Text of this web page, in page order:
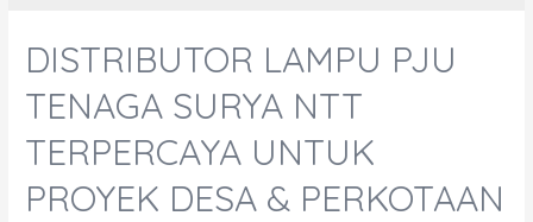
DISTRIBUTOR LAMPU PJU
TENAGA SURYA NTT
TERPERCAYA UNTUK
PROYEK DESA & PERKOTAAN